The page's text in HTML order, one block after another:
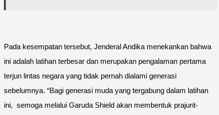
Pada kesempatan tersebut, Jenderal Andika menekankan bahwa
ini adalah latihan terbesar dan merupakan pengalaman pertama
terjun lintas negara yang tidak pernah dialami generasi
sebelumnya. “Bagi generasi muda yang tergabung dalam latihan
ini, semoga melalui Garuda Shield akan membentuk prajurit-